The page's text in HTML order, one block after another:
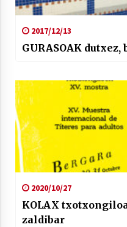
2017/12/13
GURASOAK
2020/10/27
KOLAX
zaldibar